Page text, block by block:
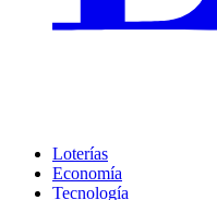
Loterías
Economía
Tecnología